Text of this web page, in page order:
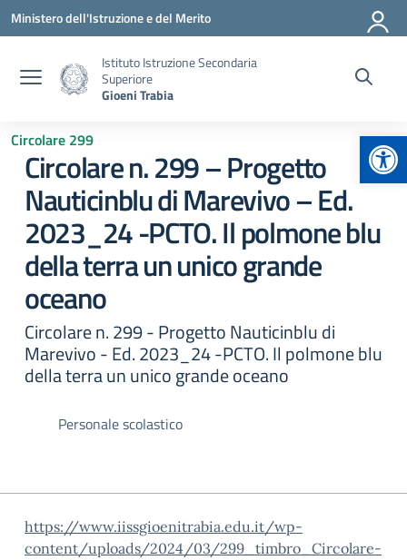
Vai ai contenuti
Vai al menu di navigazione
Vai al footer
Ministero dell'Istruzione e del Merito
Istituto Istruzione Secondaria
Superiore
Gioeni Trabia
Circolare 299
Circolare n. 299 – Progetto
Nauticinblu di Marevivo – Ed.
2023_24 -PCTO. Il polmone blu
della terra un unico grande
oceano
Circolare n. 299 - Progetto Nauticinblu di
Marevivo - Ed. 2023_24 -PCTO. Il polmone blu
della terra un unico grande oceano
Personale scolastico
https://www.iissgioenitrabia.edu.it/wp-
content/uploads/2024/03/299_timbro_Circolare-